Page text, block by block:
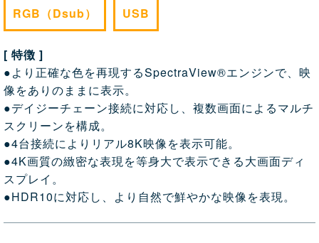
RGB（Dsub） USB
[ 特徴 ]
●より正確な色を再現するSpectraView®エンジンで、映
像をありのままに表示。
●デイジーチェーン接続に対応し、複数画面によるマルチ
スクリーンを構成。
●4台接続によりリアル8K映像を表示可能。
●4K画質の緻密な表現を等身大で表示できる大画面ディ
スプレイ。
●HDR10に対応し、より自然で鮮やかな映像を表現。